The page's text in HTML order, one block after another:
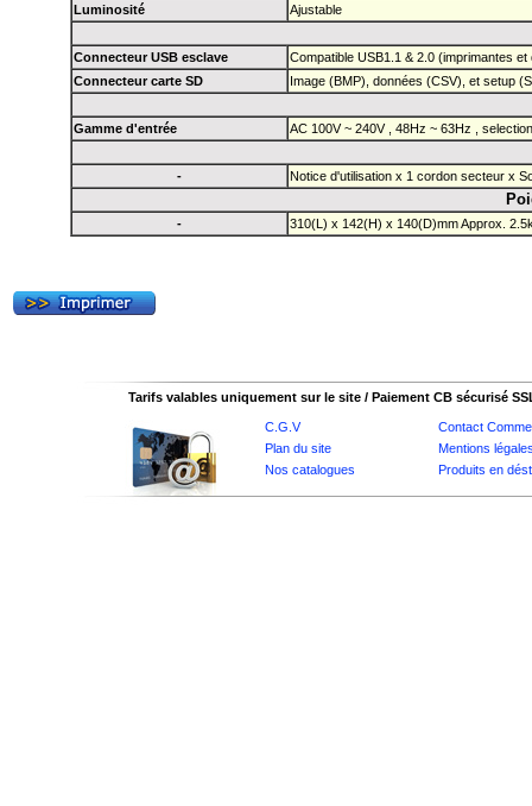
Luminosité
Ajustable
Connecteur USB esclave
Compatible USB1.1 & 2.0 (imprimantes
Connecteur carte SD
Image (BMP), données (CSV), et setup
Gamme d'entrée AC 100V ~ 240V , 48Hz ~ 63Hz ,
- Notice d'utilisation x 1 cordon secteur x
- 310(L) x 142(H) x 140(D)mm Approx.
Tarifs valables uniquement sur le site / Paiement CB sécurisé
C.G.V
Contact
Plan du site
Mentions
Nos catalogues
Produits en